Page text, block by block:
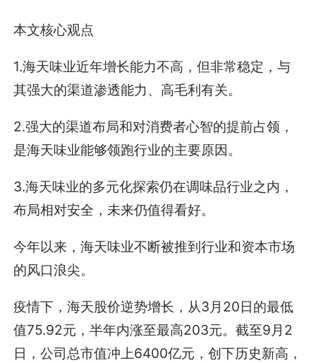
本文核心观点
1.海天味业近年增长能力不高，但非常稳定，与
其强大的渠道渗透能力、高毛利有关。
2.强大的渠道布局和对消费者心智的提前占领，
是海天味业能够领跑行业的主要原因。
3.海天味业的多元化探索仍在调味品行业之内，
布局相对安全，未来仍值得看好。
今年以来，海天味业不断被推到行业和资本市场
的风口浪尖。
疫情下，海天股价逆势增长，从3月20日的最低
值75.92元，半年内涨至最高203元。截至9月2
日，公司总市值冲上6400亿元，创下历史新高，